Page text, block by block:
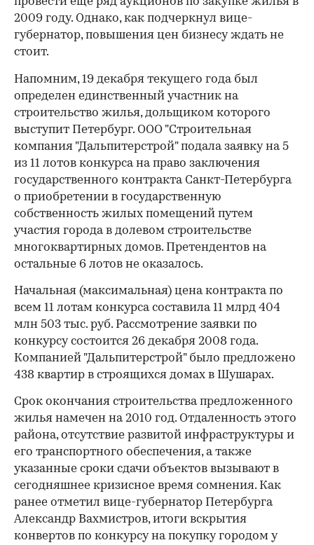
2009 году. Однако, как подчеркнул вице-
губернатор, повышения цен бизнесу ждать не
стоит.
Напомним, 19 декабря текущего года был
определен единственный участник на
строительство жилья, дольщиком которого
выступит Петербург. ООО "Строительная
компания "Дальпитерстрой" подала заявку на 5
из 11 лотов конкурса на право заключения
государственного контракта Санкт-Петербурга
о приобретении в государственную
собственность жилых помещений путем
участия города в долевом строительстве
многоквартирных домов. Претендентов на
остальные 6 лотов не оказалось.
Начальная (максимальная) цена контракта по
всем 11 лотам конкурса составила 11 млрд 404
млн 503 тыс. руб. Рассмотрение заявки по
конкурсу состоится 26 декабря 2008 года.
Компанией "Дальпитерстрой" было предложено
438 квартир в строящихся домах в Шушарах.
Срок окончания строительства предложенного
жилья намечен на 2010 год. Отдаленность этого
района, отсутствие развитой инфраструктуры и
его транспортного обеспечения, а также
указанные сроки сдачи объектов вызывают в
сегодняшнее кризисное время сомнения. Как
ранее отметил вице-губернатор Петербурга
Александр Вахмистров, итоги вскрытия
конвертов по конкурсу на покупку городом у